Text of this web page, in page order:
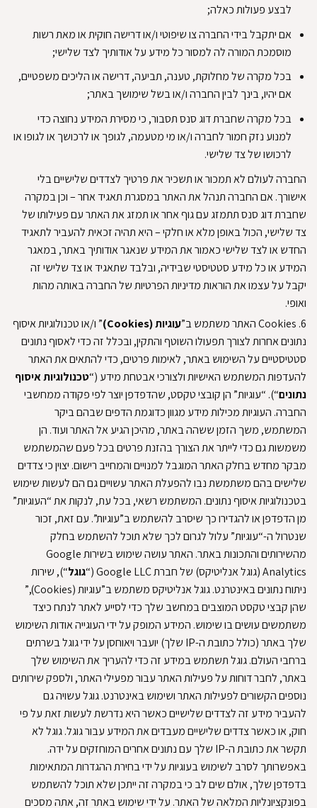
לבצע פעולות כאלה;
אם יתקבל בידי החברה צו שיפוטי ו/או דרישה חוקית או מאת רשות
מוסמכת המורה לה למסור כל מידע על אודותיך לצד שלישי;
בכל מקרה של מחלוקת, טענה, תביעה, דרישה או הליכים משפטיים,
אם יהיו, בינך לבין החברה ו/או בשל שימושך באתר;
בכל מקרה שחברת דוג סנס תסבור, כי מסירת המידע נחוצה כדי
למנוע נזק חמור לחברה ו/או מי מטעמה, לגופך או לרכושך או לגופו או
לרכושו של צד שלישי.
החברה לעולם לא תמכור או תשכיר את פרטיך לצדדים שלישיים בלי
אישורך.אם החברה תנהל את האתר במסגרת תאגיד אחר – וכן במקרה
שחברת דוג סנס תתמזג עם גוף אחר או תמזג את האתר עם פעילותו של
צד שלישי, הכול באופן מלא או חלקי – היא תהיה זכאית להעביר לתאגיד
החדש או לצד שלישי כאמור את המידע שנאגר אודותיך באתר, במאגר
המידע או כל מידע סטטיסטי שבידיה, ובלבד שתאגיד או צד שלישי זה
יקבל על עצמו את הוראות מדיניות הפרטיות של החברה באותה מהות
ואופי.
6.
Cookiesהאתר משתמש ב”עוגיות (Cookies)
” ו/או טכנולוגיות איסוף
נתונים אחרות לצורך תפעולו השוטף והתקין, ובכלל זה כדי לאסוף נתונים
סטטיסטיים על השימוש באתר, לאימות פרטים, כדי להתאים את האתר
להעדפות המשתמש האישיות ולצורכי אבטחת מידע (“טכנולוגיות איסוף
נתונים“)
. “עוגיות” הן קובצי טקסט, שהדפדפן יוצר לפי פקודה ממחשבי
החברה. העוגיות מכילות מידע מגוון כדוגמת הדפים שבהם ביקר
המשתמש, משך הזמן ששהה באתר, מהיכן הגיע אל האתר ועוד. הן
משמשות גם כדי לייתר את הצורך בהזנת פרטים בכל פעם שהמשתמש
מבקר מחדש בחלק האתר המוגבל למנויים והמחייב רישום. יצוין כי צדדים
שלישים בהם משתמשת נבו להפעלת האתר עשויים גם הם לעשות שימוש
בטכנולוגיות איסוף נתונים. המשתמש רשאי, בכל עת, לנקות את “העוגיות”
מן הדפדפן או להגדירו כך שיסרב להשתמש ב”עוגיות”. עם זאת, זכור
שנטרול ה-“עוגיות” עלול לגרום לכך שלא תוכל להשתמש בחלק
מהשירותים והתכונות באתר.
האתר עושה שימוש בשירות Google
Analytics (גוגל אנליטיקס) של חברת Google LLC (“
גוגל“), שירות
ניתוח נתונים באינטרנט.
גוגל אנליטיקס משתמש ב”עוגיות (Cookies),”
שהן קבצי טקסט המוצבים במחשב שלך כדי לסייע לאתר לנתח כיצד
משתמשים עושים בו שימוש. המידע המופק על ידי העוגייה אודות השימוש
שלך באתר (כולל כתובת ה-IP שלך) יועבר ויאוחסן על ידי גוגל בשרתים
ברחבי העולם.גוגל תשתמש במידע זה כדי להעריך את השימוש שלך
באתר, לחבר דוחות על פעילות האתר עבור מפעילי האתר, ולספק שירותים
נוספים הקשורים לפעילות האתר ושימוש באינטרנט.גוגל עשויה גם
להעביר מידע זה לצדדים שלישיים כאשר היא נדרשת לעשות זאת על פי
חוק, או כאשר צדדים שלישיים מעבדים את המידע עבור גוגל.גוגל לא
תקשר את כתובת ה-IP שלך עם נתונים אחרים המוחזקים על ידה
.
באפשרותך לסרב לשימוש בעוגיות על ידי בחירת ההגדרות המתאימות
בדפדפן שלך, אולם שים לב כי במקרה זה ייתכן שלא תוכל להשתמש
בפונקציונליות המלאה של האתר. על ידי שימוש באתר זה, אתה מסכים